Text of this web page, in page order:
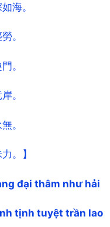
海。
。
。
。
。
。】
đại thâm như hải
tịnh tuyệt trần lao